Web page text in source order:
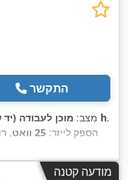
התקשר
מצב: מוכן לעבודה (יד 14 h,
הספק לייזר: 25 וואט ,
מודעה קטנה